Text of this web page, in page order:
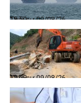
Thời sự
09/08/26, 18:59
Thời sự
09/08/26, 12:08